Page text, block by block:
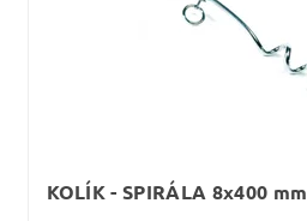
KOLÍK - SPIRÁLA 8x400 mm